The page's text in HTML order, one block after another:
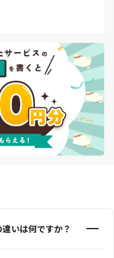
いは何ですか？